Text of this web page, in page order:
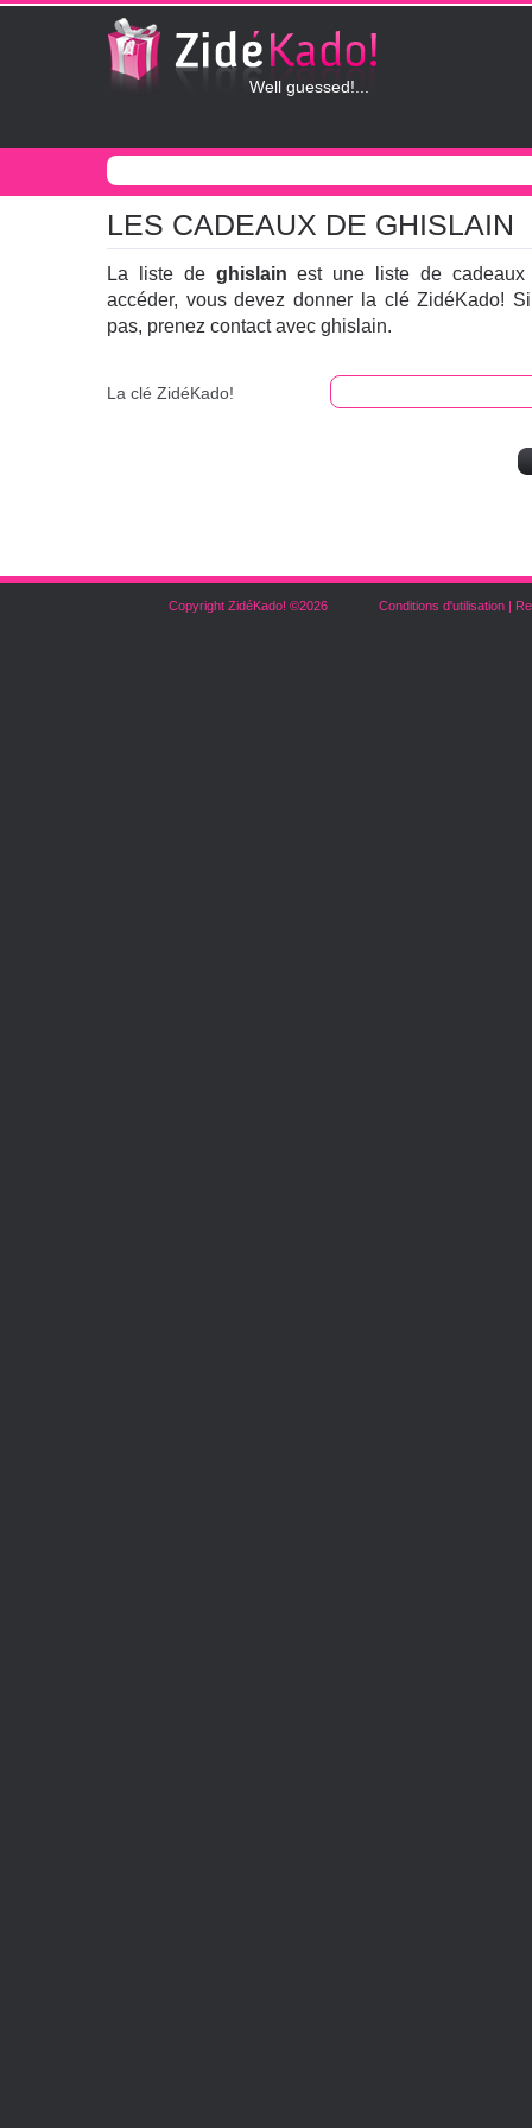
Well guessed!...
LES CADEAUX DE GHISLAIN
La liste de ghislain est une liste de
accéder, vous devez donner la clé ZidéKado!
pas, prenez contact avec ghislain.
La clé ZidéKado!
Copyright ZidéKado! ©2026 Conditions d'utilisation |